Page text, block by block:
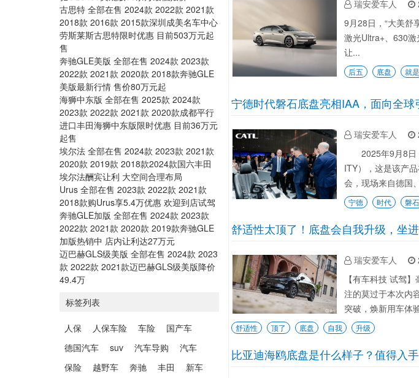
瑞安爱车人
9月28日，“大美
激光Ultra+、630
让...
后五 底盘 就是
宁德时代磐石底盘亮相IAA，面向全
瑞安爱车人
2025年9月8日，
ITY），这是该产
会，现场来自德国
宁德 时代 磐石
舒适性太顶了！底盘会自我升级，坐
瑞安爱车人
【有车科技 试驾
注的莫过于本次内
突破，焕新用车体
舒适性 顶了 底盘 自我 升级
比亚迪海鸥底盘是什么样子？值得入
古思特 全部在售 2024款 2022款 2021款
2018款 2016款 2015款深圳成美名车中心
劳斯莱斯古思特限时优惠 目前503万元起
售
奔驰GLE美版 全部在售 2024款 2023款
2022款 2021款 2020款 2018款奔驰GLE
美版最新行情 售价80万元起
海狮中东版 全部在售 2025款 2024款
2023款 2022款 2021款 2020款成都平行
进口丰田海狮中东版限时优惠 目前36万元
起售
埃尔法 全部在售 2024款 2023款 2021款
2020款 2019款 2018款2024款国六丰田
埃尔法酬宾让利 大空间合理布局
Urus 全部在售 2023款 2022款 2021款
2018款购Urus享5.4万优惠 欢迎到店试驾
奔驰GLE加版 全部在售 2024款 2023款
2022款 2021款 2020款 2019款奔驰GLE
加版热销中 店内让利达27万元
迈巴赫GLS级美版 全部在售 2024款 2023
款 2022款 2021款迈巴赫GLS级美版降价
49.4万
标签列表
人保 人保车险 车险
国产车
德国汽车
suv 汽车导购
汽车
保险
越野车 奔驰 丰田 新车